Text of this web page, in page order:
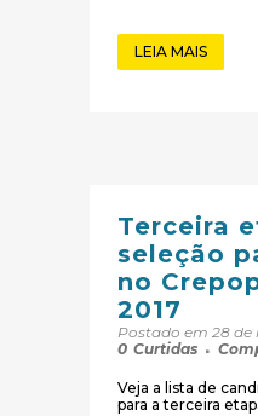
LEIA MAIS
Terceira
seleção
no
2017
Postado em 28 de
0 Curtidas
Veja a lista de
para a terceira